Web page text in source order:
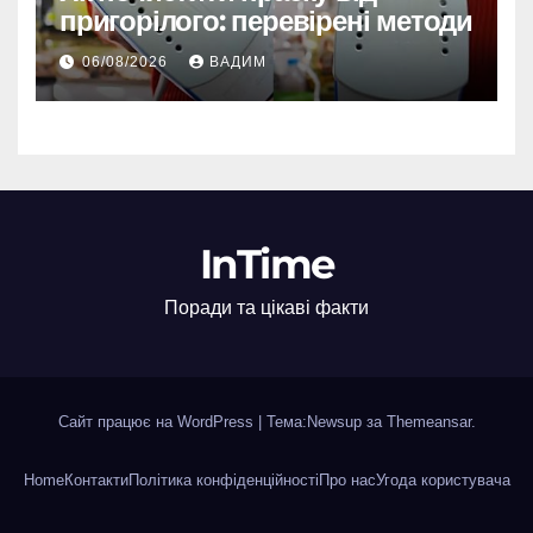
пригорілого: перевірені методи
06/08/2026 ВАДИМ
InTime
Поради та цікаві факти
Сайт працює на WordPress Тема:Newsup за Themeansar.
HomeКонтактиПолітика конфіденційностіПро насУгода користувача